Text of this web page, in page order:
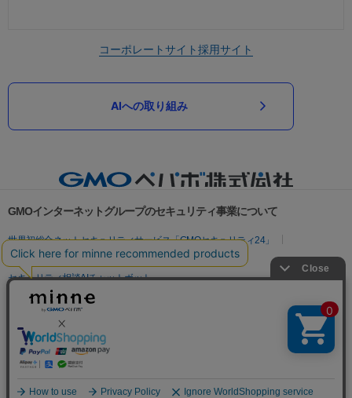
コーポレートサイト採用サイト
AIへの取り組み
GMOインターネットグループのセキュリティ事業について
世界初総合ネットセキュリティサービス「GMOセキュリティ24」
パスワード漏洩診断
Webサイトリスク診断
セキュリティ相談AIチャットボット
実在証明・盗聴対策
サイバー攻撃対策（GMO Flatt Security）
セキュリティ事業の軌跡